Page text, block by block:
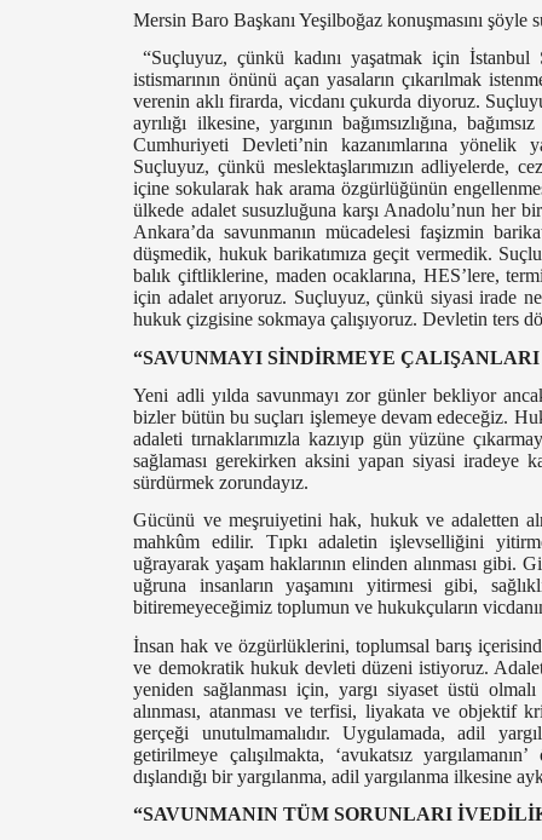
Mersin Baro Başkanı Yeşilboğaz konuşmasını şöyle
“Suçluyuz, çünkü kadını yaşatmak için İstanbul
istismarının önünü açan yasaların çıkarılmak
verenin aklı firarda, vicdanı çukurda diyoruz.
ayrılığı ilkesine, yargının bağımsızlığına,
Cumhuriyeti Devleti’nin kazanımlarına yönelik
Suçluyuz, çünkü meslektaşlarımızın adliyelerde,
içine sokularak hak arama özgürlüğünün
ülkede adalet susuzluğuna karşı Anadolu’nun her
Ankara’da savunmanın mücadelesi faşizmin
düşmedik, hukuk barikatımıza geçit vermedik.
balık çiftliklerine, maden ocaklarına, HES’lere,
için adalet arıyoruz. Suçluyuz, çünkü siyasi irade
hukuk çizgisine sokmaya çalışıyoruz. Devletin ters
“SAVUNMAYI SİNDİRMEYE
Yeni adli yılda savunmayı zor günler bekliyor
bizler bütün bu suçları işlemeye devam edeceğiz.
adaleti tırnaklarımızla kazıyıp gün yüzüne
sağlaması gerekirken aksini yapan siyasi iradeye
sürdürmek zorundayız.
Gücünü ve meşruiyetini hak, hukuk ve adaletten
mahkûm edilir. Tıpkı adaletin işlevselliğini
uğrayarak yaşam haklarının elinden alınması gibi.
uğruna insanların yaşamını yitirmesi gibi,
bitiremeyeceğimiz toplumun ve hukukçuların
İnsan hak ve özgürlüklerini, toplumsal barış
ve demokratik hukuk devleti düzeni istiyoruz. Adalet
yeniden sağlanması için, yargı siyaset üstü
alınması, atanması ve terfisi, liyakata ve objektif
gerçeği unutulmamalıdır. Uygulamada, adil
getirilmeye çalışılmakta, ‘avukatsız
dışlandığı bir yargılanma, adil yargılanma ilkesine
“SAVUNMANIN TÜM SORUNLARI